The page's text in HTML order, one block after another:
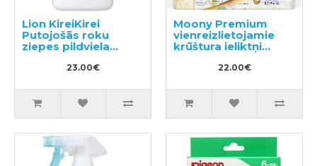
Lion KireiKirei
Putojošās roku
ziepes pildviela
23.00€
Moony Premium
vienreizlietojamie
krūštura ieliktņi
22.00€